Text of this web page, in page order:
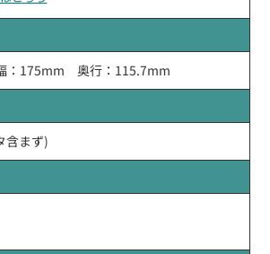
：175mm 奥行：115.7mm
含まず)